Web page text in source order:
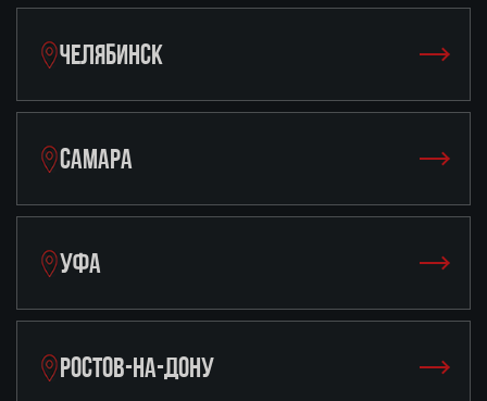
ЧЕЛЯБИНСК
САМАРА
УФА
РОСТОВ-НА-ДОНУ